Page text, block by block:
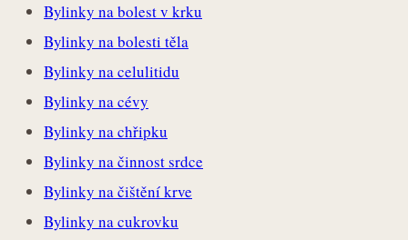
Bylinky na bolest v krku
Bylinky na bolesti těla
Bylinky na celulitidu
Bylinky na cévy
Bylinky na chřipku
Bylinky na činnost srdce
Bylinky na čištění krve
Bylinky na cukrovku